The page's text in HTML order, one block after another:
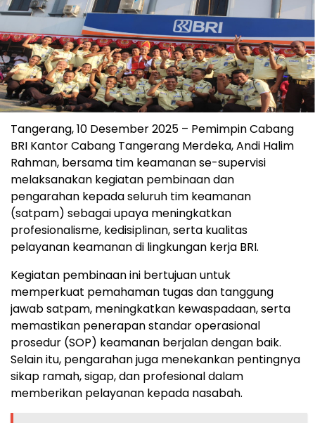
Tangerang, 10 Desember 2025 – Pemimpin Cabang
BRI Kantor Cabang Tangerang Merdeka, Andi Halim
Rahman, bersama tim keamanan se-supervisi
melaksanakan kegiatan pembinaan dan
pengarahan kepada seluruh tim keamanan
(satpam) sebagai upaya meningkatkan
profesionalisme, kedisiplinan, serta kualitas
pelayanan keamanan di lingkungan kerja BRI.
Kegiatan pembinaan ini bertujuan untuk
memperkuat pemahaman tugas dan tanggung
jawab satpam, meningkatkan kewaspadaan, serta
memastikan penerapan standar operasional
prosedur (SOP) keamanan berjalan dengan baik.
Selain itu, pengarahan juga menekankan pentingnya
sikap ramah, sigap, dan profesional dalam
memberikan pelayanan kepada nasabah.